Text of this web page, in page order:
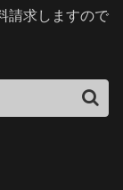
請求しますので